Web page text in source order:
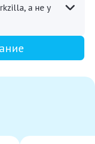
а не у